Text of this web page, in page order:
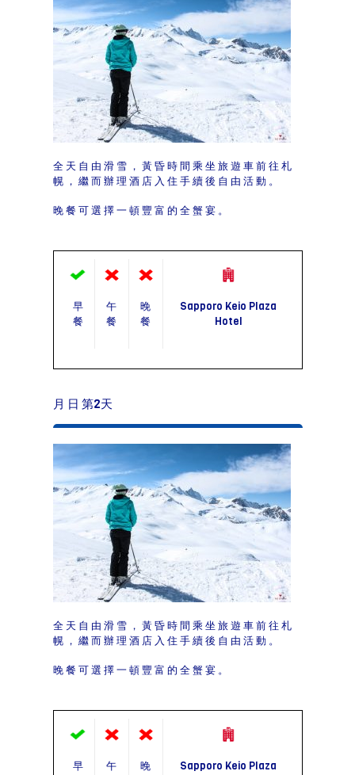
全天自由滑雪，黃昏時間乘坐旅遊車前往札
幌，繼而辦理酒店入住手續後自由活動。
晚餐可選擇一頓豐富的全蟹宴。
早
餐
午
餐
晚
餐
Sapporo Keio Plaza
Hotel
月 日 第2天
全天自由滑雪，黃昏時間乘坐旅遊車前往札
幌，繼而辦理酒店入住手續後自由活動。
晚餐可選擇一頓豐富的全蟹宴。
早
午
晚
Sapporo Keio Plaza